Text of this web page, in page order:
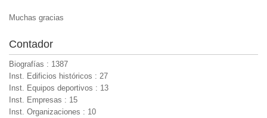
Muchas gracias
Contador
Biografías : 1387
Inst. Edificios históricos : 27
Inst. Equipos deportivos : 13
Inst. Empresas : 15
Inst. Organizaciones : 10